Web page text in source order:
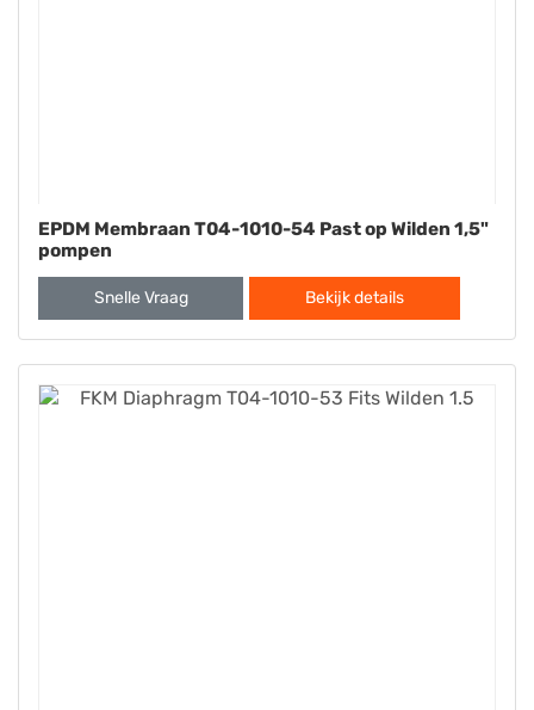
EPDM Membraan T04-1010-54 Past op Wilden 1,5"
pompen
Snelle Vraag Bekijk details